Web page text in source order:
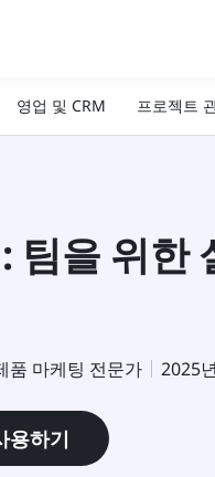
영업 및 CRM 프로젝트
팀을 위한
품 마케팅 전문가 2025
용하기